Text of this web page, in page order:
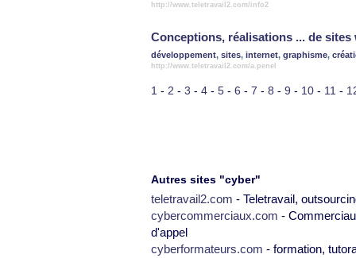
http://www.teletravail2.com/info2
Conceptions, réalisations ... de sites
développement, sites, internet, graphisme,
http://www.teletravail2.com/a.penel
1 - 2 - 3 - 4 - 5 - 6 - 7 - 8 - 9 - 10 - 11 -
Autres sites "cyber"
teletravail2.com - Teletravail,
cybercommerciaux.com -
d'appel
cyberformateurs.com - formation,